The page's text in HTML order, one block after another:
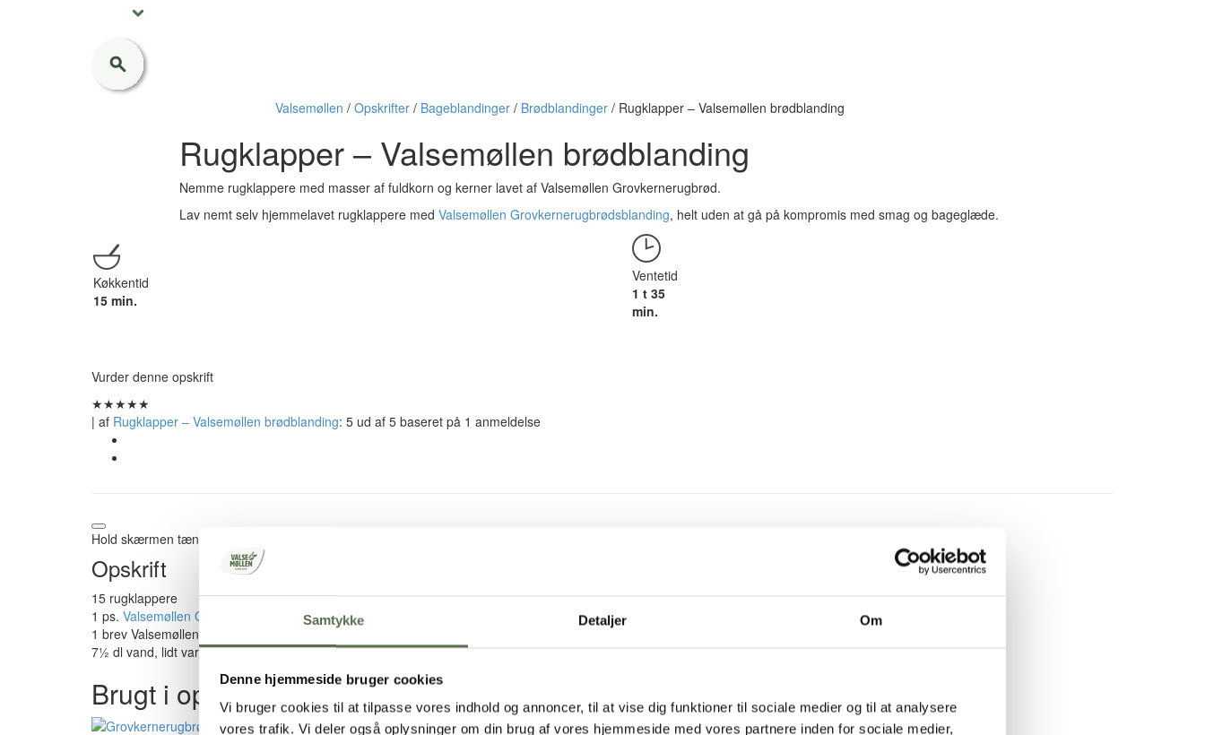
Samtykke Detaljer Om
Denne hjemmeside bruger cookies
Vi bruger cookies til at tilpasse vores indhold og annoncer, til at vise dig funktioner til sociale medier og til at analysere
vores trafik. Vi deler også oplysninger om din brug af vores hjemmeside med vores partnere inden for sociale medier,
Valsemøllen / Opskrifter / Bageblandinger / Brødblandinger / Rugklapper – Valsemøllen brødblanding
Rugklapper – Valsemøllen brødblanding
Nemme rugklappere med masser af fuldkorn og kerner lavet af Valsemøllen Grovkernerugbrød.
Lav nemt selv hjemmelavet rugklappere med Valsemøllen Grovkernerugbrødsblanding, helt uden at gå på kompromis med smag og bageglæde.
Køkkentid
15 min.
Ventetid
1 t 35
min.
Vurder denne opskrift
★★★★★
| af Rugklapper – Valsemøllen brødblanding: 5 ud af 5 baseret på 1 anmeldelse
Hold skærmen tændt
Opskrift
15 rugklappere
1 ps. Valsemøllen Grovkernerugbrød
1 brev Valsemøllen tørgær (7 g), svarer til 25 g frisk gær
7½ dl vand, lidt varmere end lunkent (35°C)
Brugt i opskriften